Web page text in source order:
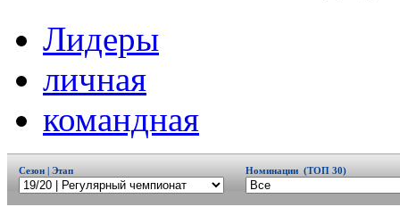
Лидеры
личная
командная
Сезон | Этап Номинации (ТОП 30)